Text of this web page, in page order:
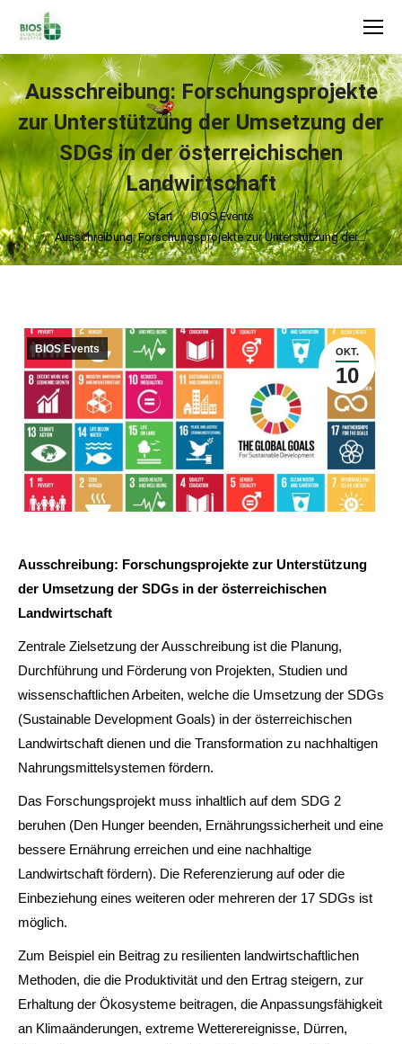
Search:
Ausschreibung: Forschungsprojekte
zur Unterstützung der Umsetzung der
SDGs in der österreichischen
Landwirtschaft
Sie befinden sich hier:Start
BIOS Events
Ausschreibung: Forschungsprojekte zur Unterstützung der…
OKT.
10
BIOS Events
Ausschreibung: Forschungsprojekte zur Unterstützung
der Umsetzung der SDGs in der österreichischen
Landwirtschaft
Zentrale Zielsetzung der Ausschreibung ist die Planung,
Durchführung und Förderung von Projekten, Studien und
wissenschaftlichen Arbeiten, welche die Umsetzung der SDGs
(Sustainable Development Goals) in der österreichischen
Landwirtschaft dienen und die Transformation zu nachhaltigen
Nahrungsmittelsystemen fördern.
Das Forschungsprojekt muss inhaltlich auf dem SDG 2
beruhen (Den Hunger beenden, Ernährungssicherheit und eine
bessere Ernährung erreichen und eine nachhaltige
Landwirtschaft fördern). Die Referenzierung auf oder die
Einbeziehung eines weiteren oder mehreren der 17 SDGs ist
möglich.
Zum Beispiel ein Beitrag zu resilienten landwirtschaftlichen
Methoden, die die Produktivität und den Ertrag steigern, zur
Erhaltung der Ökosysteme beitragen, die Anpassungsfähigkeit
an Klimaänderungen, extreme Wetterereignisse, Dürren,